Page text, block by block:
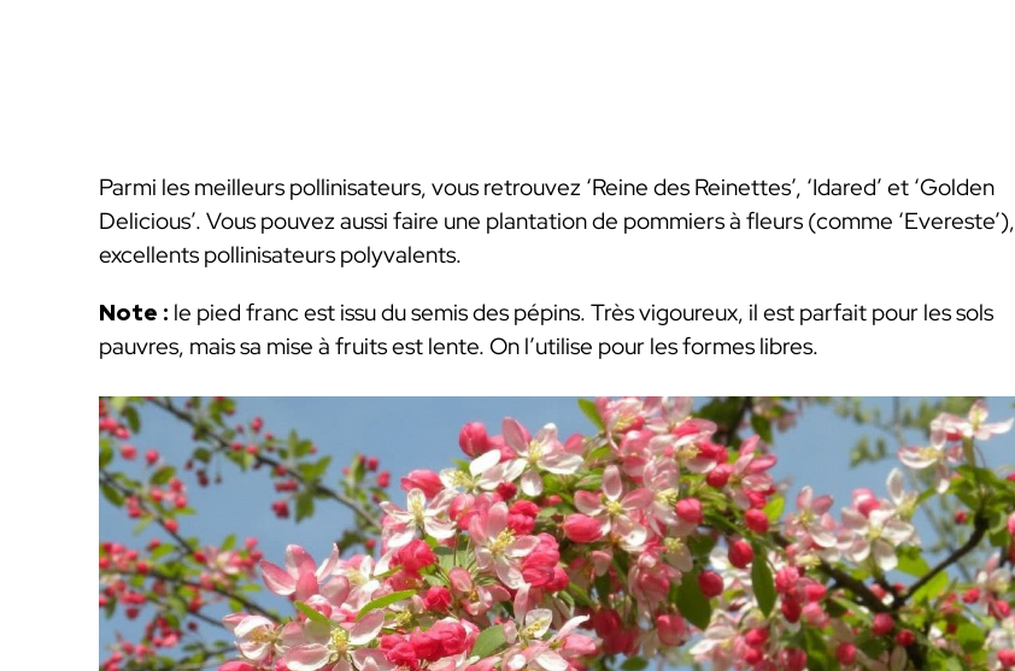
Parmi les meilleurs pollinisateurs, vous retrouvez ‘Reine des Reinettes’, ‘Idared’ et ‘Golden
Delicious’. Vous pouvez aussi faire une plantation de pommiers à fleurs (comme ‘Evereste’),
excellents pollinisateurs polyvalents.
Note : le pied franc est issu du semis des pépins. Très vigoureux, il est parfait pour les sols
pauvres, mais sa mise à fruits est lente. On l’utilise pour les formes libres.